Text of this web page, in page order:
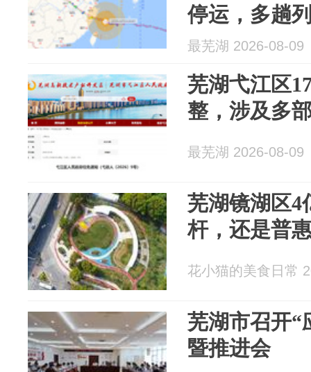
停运，多趟
交通管制
最芜湖 2026-08-09
芜湖弋江区
整，涉及多
最芜湖 2026-08-09
芜湖镜湖区4
杆，还是普
花小猫的美食日常
芜湖市召开“
暨推进会